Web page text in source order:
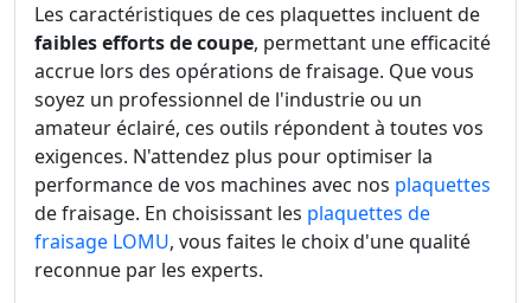
Les caractéristiques de ces plaquettes incluent de
faibles efforts de coupe, permettant une efficacité
accrue lors des opérations de fraisage. Que vous
soyez un professionnel de l'industrie ou un
amateur éclairé, ces outils répondent à toutes vos
exigences. N'attendez plus pour optimiser la
performance de vos machines avec nos plaquettes
de fraisage. En choisissant les plaquettes de
fraisage LOMU, vous faites le choix d'une qualité
reconnue par les experts.